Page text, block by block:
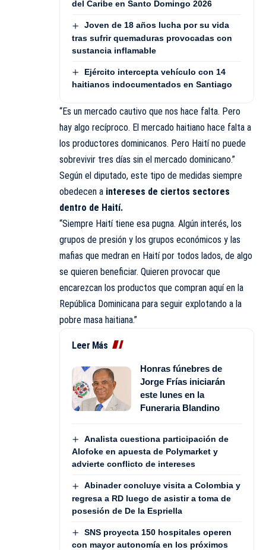
del Caribe en Santo Domingo 2026
Joven de 18 años lucha por su vida
tras sufrir quemaduras provocadas con
sustancia inflamable
Ejército intercepta vehículo con 14
haitianos indocumentados en Santiago
“Es un mercado cautivo que nos hace falta. Pero
hay algo recíproco. El mercado haitiano hace falta a
los productores dominicanos. Pero Haití no puede
sobrevivir tres días sin el mercado dominicano.”
Según el diputado, este tipo de medidas siempre
obedecen a intereses de ciertos sectores
dentro de Haití.
“Siempre Haití tiene esa pugna. Algún interés, los
grupos de presión y los grupos económicos y las
mafias que medran en Haití por todos lados, de algo
se quieren beneficiar. Quieren provocar que
encarezcan los productos que compran aquí en la
República Dominicana para seguir explotando a la
pobre masa haitiana.”
Leer Más
Honras fúnebres de
Jorge Frías iniciarán
este lunes en la
Funeraria Blandino
Analista cuestiona participación de
Alofoke en apuesta de Polymarket y
advierte conflicto de intereses
Abinader concluye visita a Colombia y
regresa a RD luego de asistir a toma de
posesión de De la Espriella
SNS proyecta 150 hospitales operen
con mayor autonomía en los próximos